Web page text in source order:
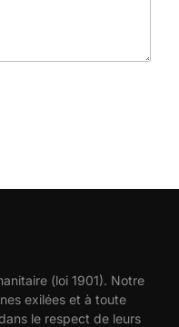
(loi 1901). Notre
exilées et à toute
le respect de leurs